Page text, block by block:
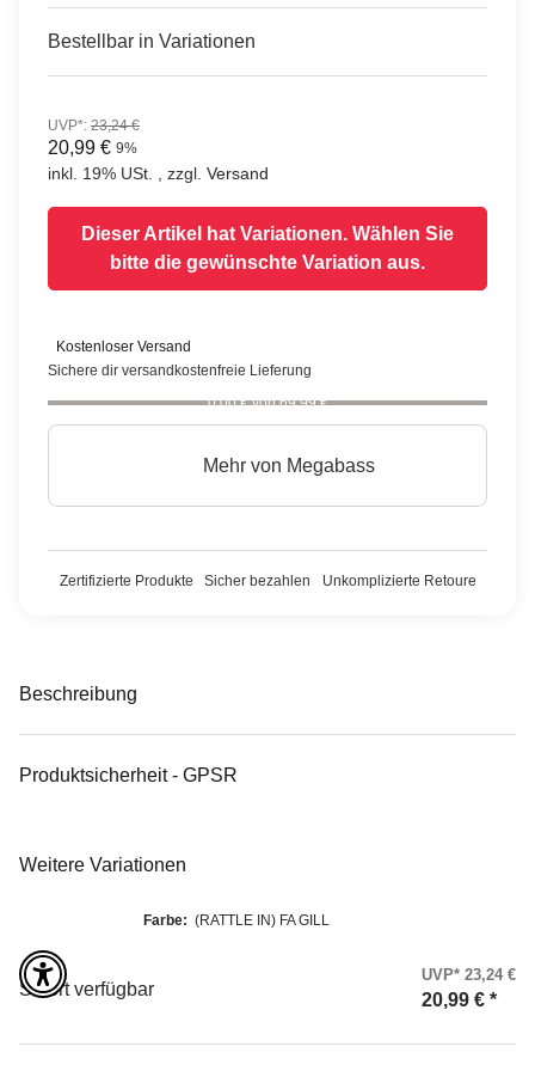
Bestellbar in Variationen
UVP*: 23,24 €
20,99 € 9%
inkl. 19% USt. , zzgl. Versand
Dieser Artikel hat Variationen. Wählen Sie
bitte die gewünschte Variation aus.
Kostenloser Versand
Sichere dir versandkostenfreie Lieferung
0,00 € von 69,99 €
Mehr von Megabass
Zertifizierte Produkte Sicher bezahlen Unkomplizierte Retoure
Beschreibung
Produktsicherheit - GPSR
Weitere Variationen
Farbe: (RATTLE IN) FA GILL
Sofort verfügbar
UVP* 23,24 €
20,99 € *